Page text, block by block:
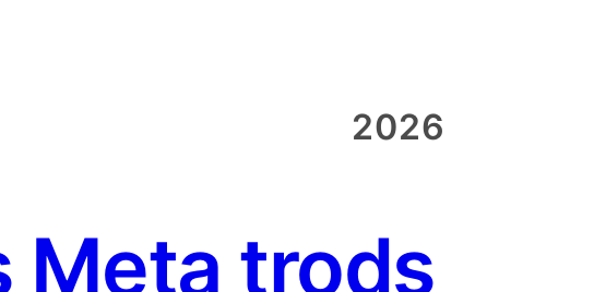
2026
Meta trods